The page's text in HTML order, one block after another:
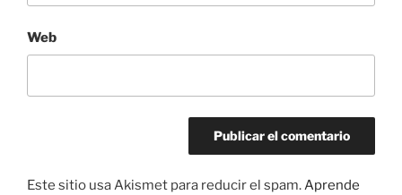
Web
Este sitio usa Akismet para reducir el spam.Aprende